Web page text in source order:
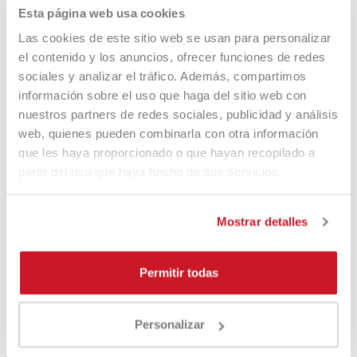
Esta página web usa cookies
Las cookies de este sitio web se usan para personalizar
el contenido y los anuncios, ofrecer funciones de redes
sociales y analizar el tráfico. Además, compartimos
información sobre el uso que haga del sitio web con
nuestros partners de redes sociales, publicidad y análisis
web, quienes pueden combinarla con otra información
que les haya proporcionado o que hayan recopilado a
partir del uso que haya hecho de sus servicios.
Mostrar detalles
Permitir todas
Personalizar
Product Same Category
Quicksand Bag Compact
Multicolor
-24%
Heroe's Bolsa Thunder Futura
2025